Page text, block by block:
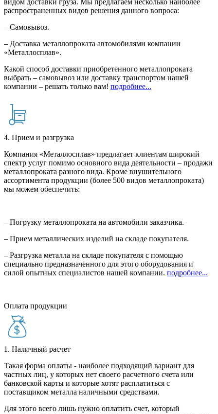
видом доставки груза. Мы предлагаем несколько наиболее
распространенных видов решения данного вопроса:
– Самовывоз.
– Доставка металлопроката автомобилями компании
«Металлосплав».
Какой способ доставки приобретенного металлопроката
выбрать – самовывоз или доставку транспортом нашей
компании – решать только вам! подробнее...
4. Прием и разгрузка
Компания «Металлосплав» предлагает клиентам широкий
спектр услуг помимо основного вида деятельности – продажи
металлопроката разного вида. Кроме внушительного
ассортимента продукции (более 500 видов металлопроката)
мы можем обеспечить:
– Погрузку металлопроката на автомобили заказчика.
– Прием металлических изделий на складе покупателя.
– Разгрузка металла на складе покупателя с помощью
специально предназначенного для этого оборудования и
силой опытных специалистов нашей компании. подробнее...
Оплата продукции
1. Наличный расчет
Такая форма оплаты - наиболее подходящий вариант для
частных лиц, у которых нет своего расчетного счета или
банковской карты и которые хотят расплатиться с
поставщиком металла наличными средствами.
Для этого всего лишь нужно оплатить счет, который